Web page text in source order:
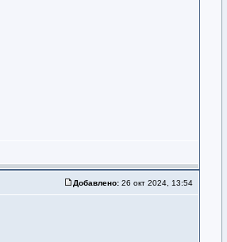
Добавлено: 26 окт 2024, 13:54